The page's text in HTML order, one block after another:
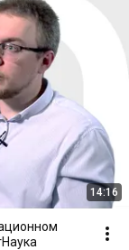
14:16